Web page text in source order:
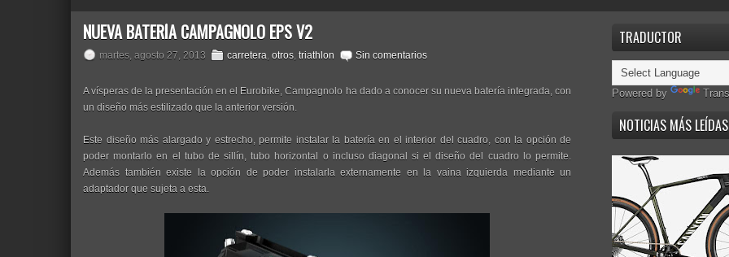
NUEVA BATERÍA CAMPAGNOLO EPS V2
martes, agosto 27, 2013 carretera, otros, triathlon Sin comentarios
A vísperas de la presentación en el Eurobike, Campagnolo ha dado a conocer su nueva batería integrada, con
un diseño más estilizado que la anterior versión.
Este diseño más alargado y estrecho, permite instalar la batería en el interior del cuadro, con la opción de
poder montarlo en el tubo de sillín, tubo horizontal o incluso diagonal si el diseño del cuadro lo permite.
Además también existe la opción de poder instalarla externamente en la vaina izquierda mediante un
adaptador que sujeta a esta.
TRADUCTOR
Powered by
NOTICIAS MÁS LEÍDAS